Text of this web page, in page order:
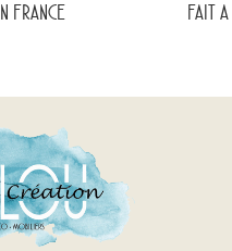
FRANCE FAIT